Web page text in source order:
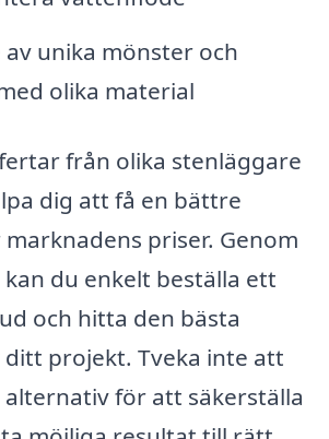
av unika mönster och
olika material
från olika stenläggare
dig att få en bättre
priser. Genom
du enkelt beställa ett
och hitta den bästa
projekt. Tveka inte att
för att säkerställa